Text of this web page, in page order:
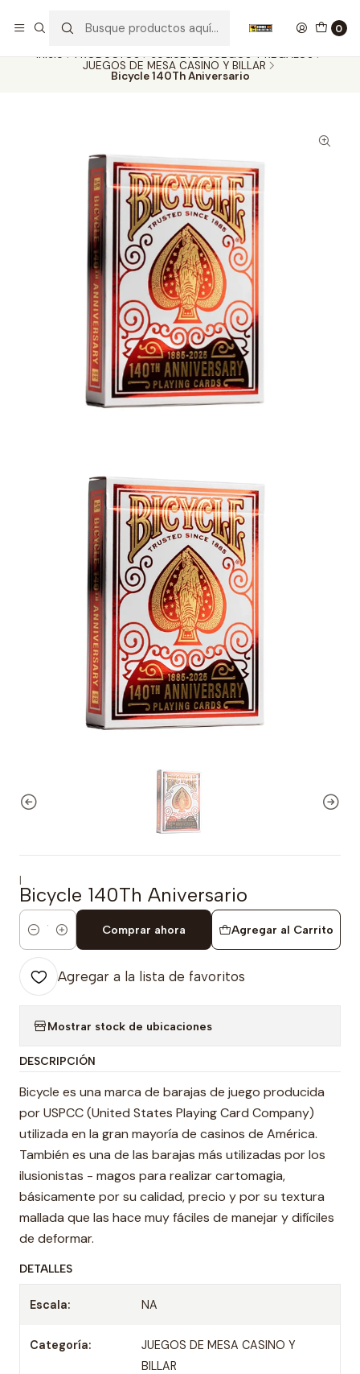
0
Inicio PRODUCTOS
JUGUETES JUEGOS Y REGALOS
JUEGOS DE MESA CASINO Y BILLAR
Bicycle 140Th Aniversario
|
Bicycle 140Th Aniversario
Cantidad
Agregar al Carrito
Comprar ahora
Agregar a la lista de favoritos
Mostrar stock de ubicaciones
DESCRIPCIÓN
Bicycle es una marca de barajas de juego producida
por USPCC (United States Playing Card Company)
utilizada en la gran mayoría de casinos de América.
También es una de las barajas más utilizadas por los
ilusionistas - magos para realizar cartomagia,
básicamente por su calidad, precio y por su textura
mallada que las hace muy fáciles de manejar y difíciles
de deformar.
DETALLES
Escala: NA
Categoría:
JUEGOS DE MESA CASINO Y
BILLAR